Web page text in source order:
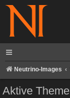
Neutrino-Images
Aktive